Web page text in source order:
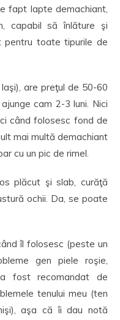
fapt lapte demachiant,
capabil să înlăture şi
pentru toate tipurile de
are preţul de 50-60
cam 2-3 luni. Nici
când folosesc fond de
mai multă demachiant
cu un pic de rimel.
plăcut şi slab, curăţă
ochii. Da, se poate
îl folosesc (peste un
gen piele roşie,
fost recomandat de
tenului meu (ten
aşa că îi dau notă